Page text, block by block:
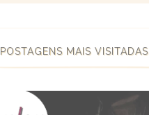
POSTAGENS MAIS VISITADAS